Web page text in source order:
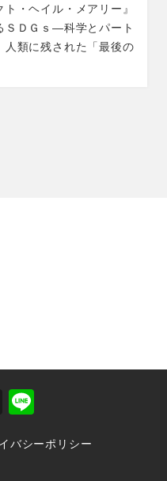
ト・ヘイル・メアリー』
ＳＤＧｓ―科学とパート
人類に残された「最後の
X
e
バシーポリシー